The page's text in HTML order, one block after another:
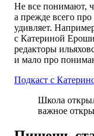
Не все понимают,
а прежде всего
удивляет.
с Катериной
редакторы
и мало про
Подкаст с
Школа
важное